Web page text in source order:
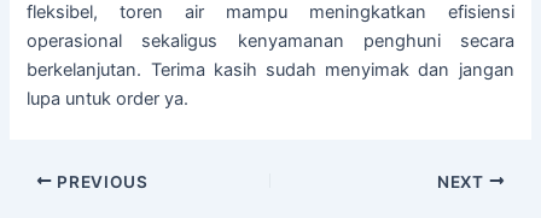
fleksibel, toren air mampu meningkatkan efisiensi
operasional sekaligus kenyamanan penghuni secara
berkelanjutan. Terima kasih sudah menyimak dan jangan
lupa untuk order ya.
PREVIOUS NEXT